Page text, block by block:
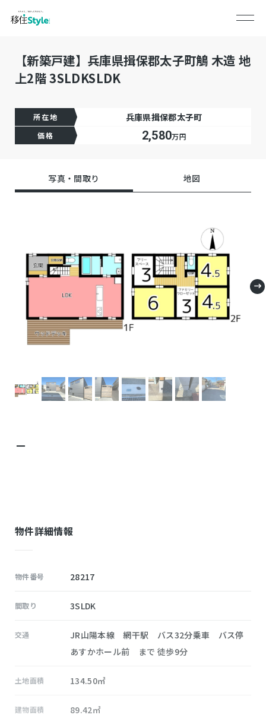
【新築戸建】兵庫県揖保郡太子町鵤 木造 地
上2階 3SLDKSLDK
所在地 兵庫県揖保郡太子町
価格 2,580万円
写真・間取り 地図
－
物件詳細情報
物件番号 28217
間取り 3SLDK
交通
JR山陽本線 網干駅 バス32分乗車 バス停
あすかホール前 まで 徒歩9分
土地面積 134.50㎡
建物面積 89.42㎡